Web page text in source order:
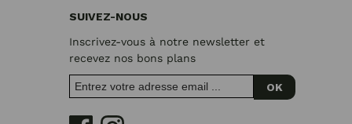
SUIVEZ-NOUS
Inscrivez-vous à notre newsletter et
recevez nos bons plans
OK